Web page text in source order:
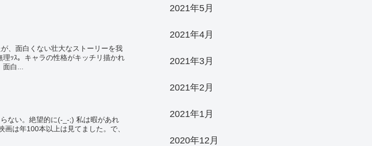
、面白くない壮大なストーリーを我
ｯｽ。キャラの性格がキッチリ描かれ
白...
ない。絶望的に(-_-;) 私は暇があれ
は年100本以上は見てました。で、
2021年5月
2021年4月
2021年3月
2021年2月
2021年1月
2020年12月